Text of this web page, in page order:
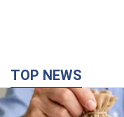
TOP NEWS